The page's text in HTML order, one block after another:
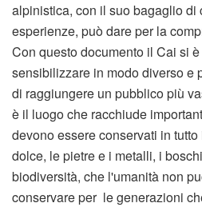
alpinistica, con il suo bagaglio di
esperienze, può dare per la
Con questo documento il Cai si
sensibilizzare in modo diverso e
di raggiungere un pubblico più
è il luogo che racchiude
devono essere conservati in
dolce, le pietre e i metalli, i
biodiversità, che l'umanità non
conservare per le generazioni